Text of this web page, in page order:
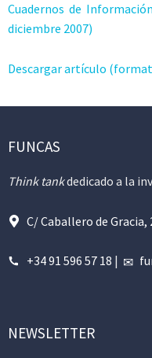
Cuadernos de
diciembre 2007)
Descargar artículo
FUNCAS
Think tankdedicado a la
C/ Caballero de Gracia,
+34 91 596 57 18 |
NEWSLETTER